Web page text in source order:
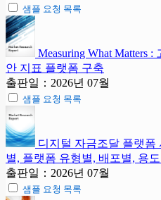
샘플 요청 목록
Measuring What Matters
안 지표 플랫폼 구축
출판일：2026년 07월
샘플 요청 목록
디지털 자금조달 플랫폼
별, 플랫폼 유형별, 배포별, 용
출판일：2026년 07월
샘플 요청 목록